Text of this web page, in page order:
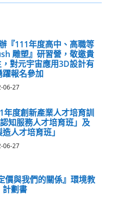
『111年度高中、高職等
雕塑』研習營，敬邀貴
對元宇宙應用3D設計有
報名參加
06-27
度創新產業人才培育訓
知服務人才培育班」及
人才培育班」
06-27
價與我們的關係』環境教
計劃書